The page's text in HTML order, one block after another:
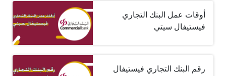
أوقات عمل البنك التجاري
فيستيفال سيتي
رقم البنك التجاري فيستيفال